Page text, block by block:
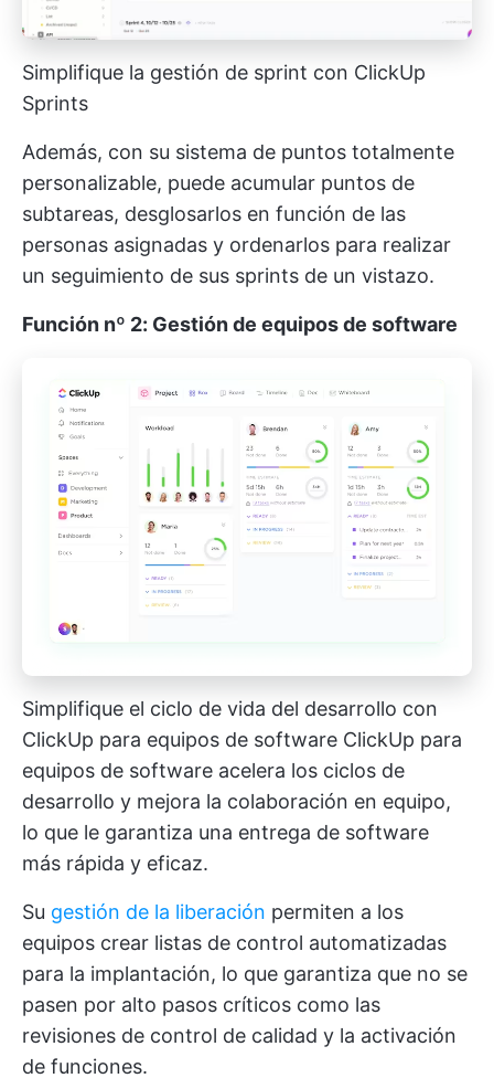
Simplifique la gestión de sprint con ClickUp
Sprints
Además, con su sistema de puntos totalmente
personalizable, puede acumular puntos de
subtareas, desglosarlos en función de las
personas asignadas y ordenarlos para realizar
un seguimiento de sus sprints de un vistazo.
Función nº 2: Gestión de equipos de software
Simplifique el ciclo de vida del desarrollo con
ClickUp para equipos de software ClickUp para
equipos de software acelera los ciclos de
desarrollo y mejora la colaboración en equipo,
lo que le garantiza una entrega de software
más rápida y eficaz.
Su gestión de la liberación permiten a los
equipos crear listas de control automatizadas
para la implantación, lo que garantiza que no se
pasen por alto pasos críticos como las
revisiones de control de calidad y la activación
de funciones.